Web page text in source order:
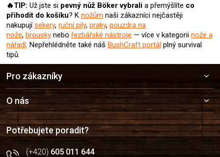
🔥TIP: Už jste si pevný nůž Bökervybrali a přemýšlíte co
přihodit do košíku? K nožům naši zákazníci nejčastěji
nakupujísekery, ruční pily, praky, pouzdra na
nože, brousky nebo řezbářské nástroje — více v kategorii nože a
nářadí. Nepřehlédněte také náš BushCraft portál plný survival
tipů.
a
t
í
Pro zákazníky
O nás
Potřebujete poradit?
(+420)605 011 644